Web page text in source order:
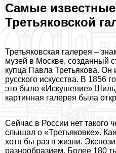
Самые
Третьяковской
Третьяковская галерея –
музей в Москве, созданный
купца Павла Третьякова.
русского искусства. В 1856
это было «Искушение»
картинная галерея была
Сейчас в России нет такого
слышал о «Третьяковке».
хотя бы раз в жизни.
разнообразием. Более 180